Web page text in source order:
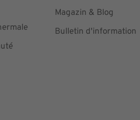
Magazin & Blog
Bulletin d'information